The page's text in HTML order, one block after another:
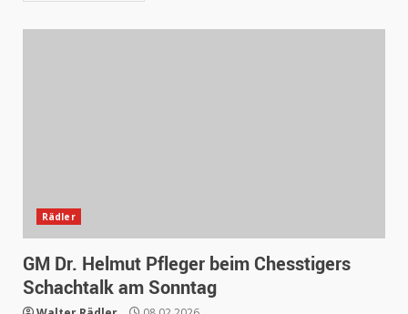
Rädler
GM Dr. Helmut Pfleger beim Chesstigers
Schachtalk am Sonntag